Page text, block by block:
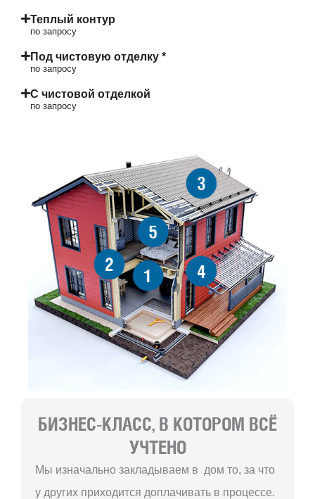
Теплый контур
по запросу
Под чистовую отделку *
по запросу
С чистовой отделкой
по запросу
1
2
3
4
5
БИЗНЕС-КЛАСС, В КОТОРОМ ВСЁ
УЧТЕНО
Мы изначально закладываем в дом то, за что
у других приходится доплачивать в процессе.